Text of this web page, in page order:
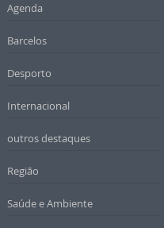
Agenda
Barcelos
Desporto
Internacional
outros destaques
Região
Saúde e Ambiente